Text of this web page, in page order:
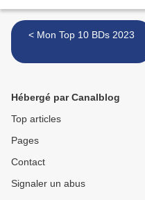
< Mon Top 10 BDs 2023
Hébergé par Canalblog
Top articles
Pages
Contact
Signaler un abus